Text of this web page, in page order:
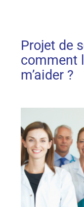
Projet de
comment
m’aider ?